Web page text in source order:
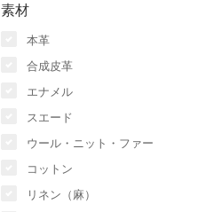
素材
本革
合成皮革
エナメル
スエード
ウール・ニット・ファー
コットン
リネン（麻）